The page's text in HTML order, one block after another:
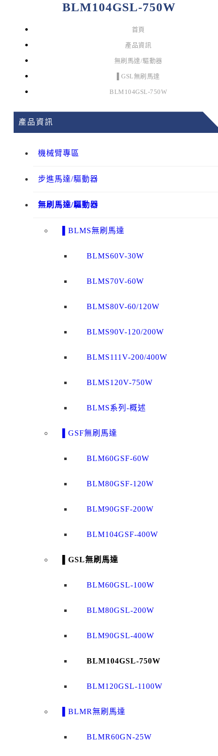
BLM104GSL-750W
首頁
產品資訊
無刷馬達/驅動器
▌GSL無刷馬達
BLM104GSL-750W
產品資訊
機械臂專區
步進馬達/驅動器
無刷馬達/驅動器
▌BLMS無刷馬達
BLMS60V-30W
BLMS70V-60W
BLMS80V-60/120W
BLMS90V-120/200W
BLMS111V-200/400W
BLMS120V-750W
BLMS系列-概述
▌GSF無刷馬達
BLM60GSF-60W
BLM80GSF-120W
BLM90GSF-200W
BLM104GSF-400W
▌GSL無刷馬達
BLM60GSL-100W
BLM80GSL-200W
BLM90GSL-400W
BLM104GSL-750W
BLM120GSL-1100W
▌BLMR無刷馬達
BLMR60GN-25W